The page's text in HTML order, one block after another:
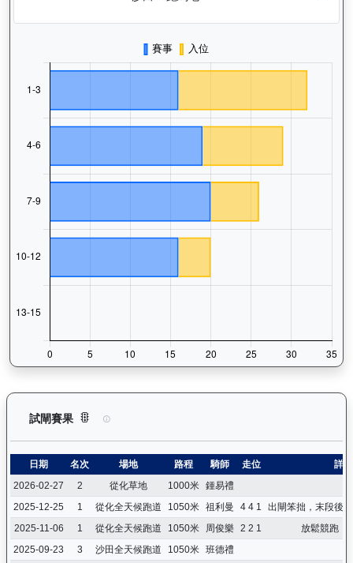
試閘賽果 狀元及第（E392）— 試閘賽果紀錄：查看馬匹
日期 名次 場地 路程 騎師 走位
詳情
2026-02-27
2 從化草地 1000米 鍾易禮
2025-12-25
1 從化全天候跑道 1050米 祖利曼 4 4 1
出閘笨拙，末段後
2025-11-06
1 從化全天候跑道 1050米 周俊樂 2 2 1
放鬆競跑，
2025-09-23
3 沙田全天候跑道 1050米 班德禮